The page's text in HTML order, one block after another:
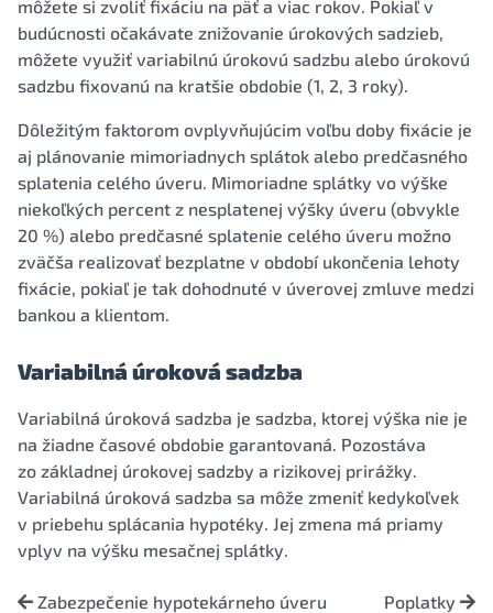
môžete si zvoliť fixáciu na päť a viac rokov. Pokiaľ v
budúcnosti očakávate znižovanie úrokových sadzieb,
môžete využiť variabilnú úrokovú sadzbu alebo úrokovú
sadzbu fixovanú na kratšie obdobie (1, 2, 3 roky).
Dôležitým faktorom ovplyvňujúcim voľbu doby fixácie je
aj plánovanie mimoriadnych splátok alebo predčasného
splatenia celého úveru. Mimoriadne splátky vo výške
niekoľkých percent z nesplatenej výšky úveru (obvykle
20 %) alebo predčasné splatenie celého úveru možno
zväčša realizovať bezplatne v období ukončenia lehoty
fixácie, pokiaľ je tak dohodnuté v úverovej zmluve medzi
bankou a klientom.
Variabilná úroková sadzba
Variabilná úroková sadzba je sadzba, ktorej výška nie je
na žiadne časové obdobie garantovaná. Pozostáva
zo základnej úrokovej sadzby a rizikovej prirážky.
Variabilná úroková sadzba sa môže zmeniť kedykoľvek
v priebehu splácania hypotéky. Jej zmena má priamy
vplyv na výšku mesačnej splátky.
Zabezpečenie hypotekárneho úveru Poplatky